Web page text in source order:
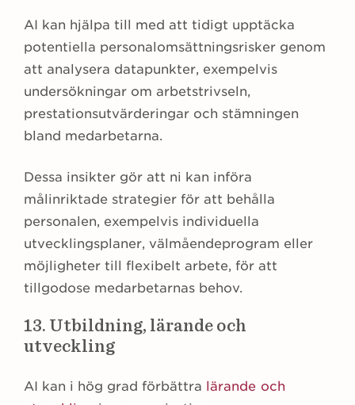
AI kan hjälpa till med att tidigt upptäcka
potentiella personalomsättningsrisker genom
att analysera datapunkter, exempelvis
undersökningar om arbetstrivseln,
prestationsutvärderingar och stämningen
bland medarbetarna.
Dessa insikter gör att ni kan införa
målinriktade strategier för att behålla
personalen, exempelvis individuella
utvecklingsplaner, välmåendeprogram eller
möjligheter till flexibelt arbete, för att
tillgodose medarbetarnas behov.
13. Utbildning, lärande och
utveckling
AI kan i hög grad förbättra lärande och